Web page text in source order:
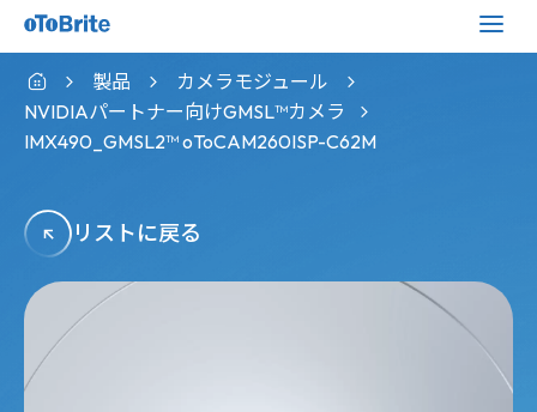
製品
カメラモジュール
NVIDIAパートナー向けGMSL™カメラ
IMX490_GMSL2™ oToCAM260ISP-C62M
リストに戻る